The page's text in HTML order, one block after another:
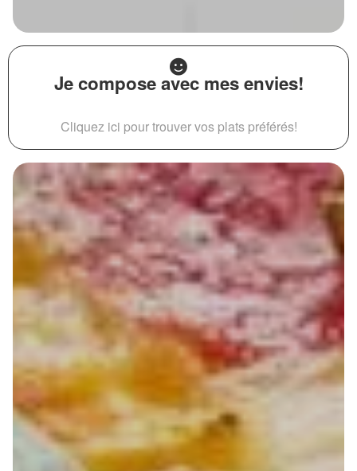
Je compose avec mes envies!
Cliquez ici pour trouver vos plats préférés!